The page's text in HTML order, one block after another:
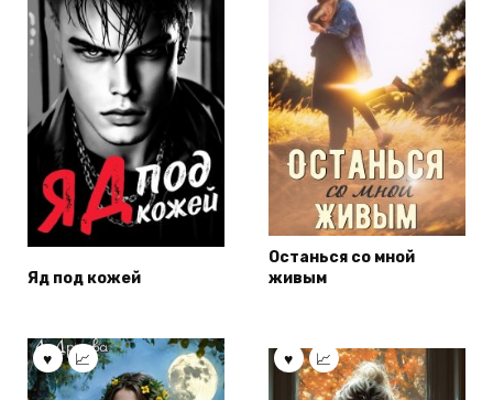
Яд под кожей
Останься со мной
живым